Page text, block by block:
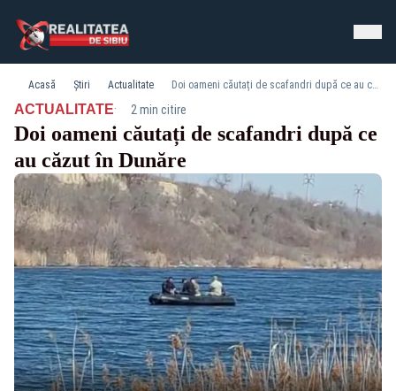
Acasă Știri Actualitate Doi oameni căutați de scafandri după ce au căzut în Dunăre
ACTUALITATE· 2 min citire
Doi oameni căutați de scafandri după ce
au căzut în Dunăre